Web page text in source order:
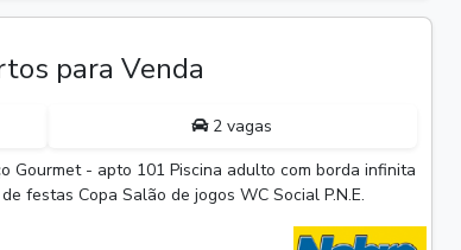
para Venda
2 vagas
Gourmet - apto 101 Piscina adulto com borda infinita
festas Copa Salão de jogos WC Social P.N.E.